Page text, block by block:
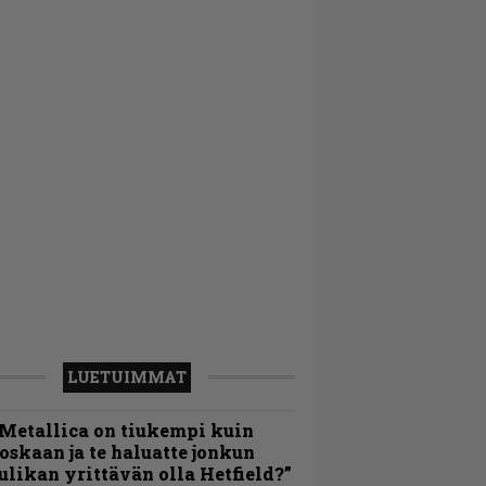
LUETUIMMAT
on tiukempi kuin
ja te haluatte jonkun
yrittävän olla Hetfield?”